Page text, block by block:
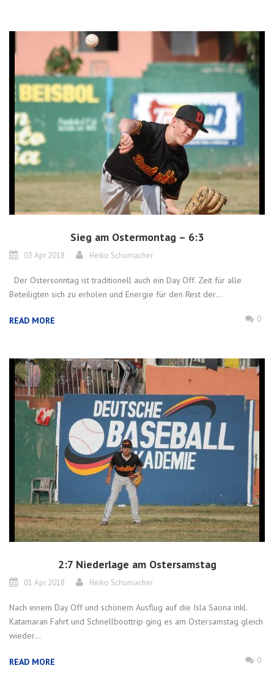
Sieg am Ostermontag – 6:3
03 Apr 2018 Heiko Schumacher
Der Ostersonntag ist traditionell auch ein Day Off. Zeit für alle
Beteiligten sich zu erholen und Energie für den Rest der...
READ MORE 0
2:7 Niederlage am Ostersamstag
01 Apr 2018 Heiko Schumacher
Nach einem Day Off und schönem Ausflug auf die Isla Saona inkl.
Katamaran Fahrt und Schnellboottrip ging es am Ostersamstag gleich
wieder...
READ MORE 0